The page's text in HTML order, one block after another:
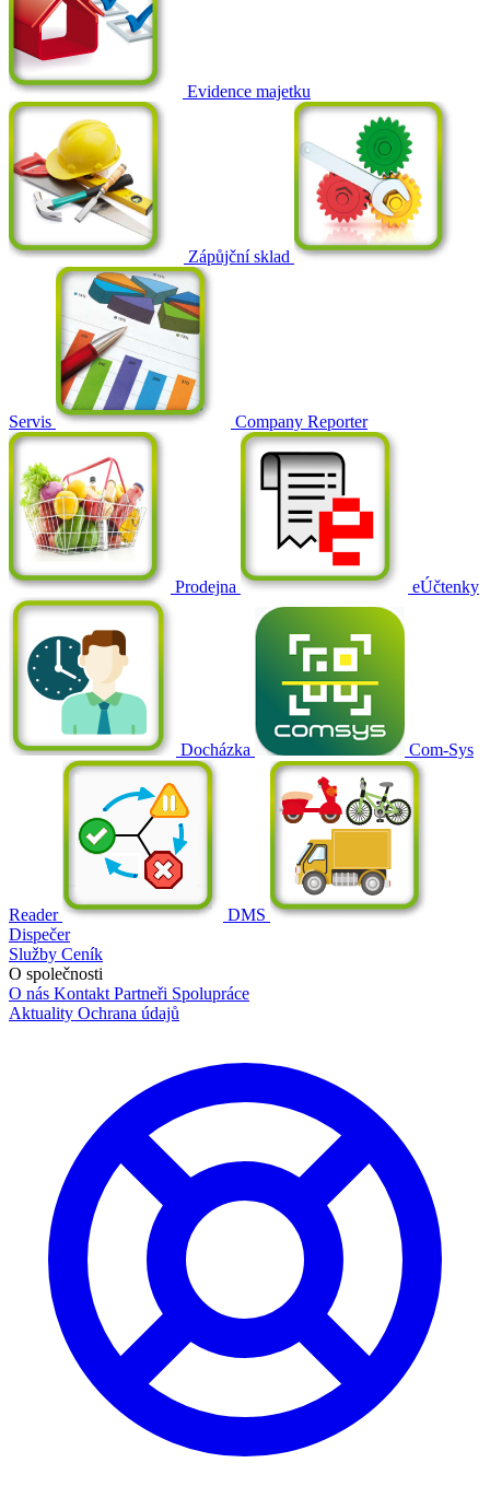
Evidence majetku
Zápůjční sklad
Servis Company Reporter
Prodejna eÚčtenky
Docházka Com-Sys
Reader
DMS
Dispečer
Služby Ceník
O společnosti
O nás Kontakt Partneři Spolupráce
Aktuality Ochrana údajů